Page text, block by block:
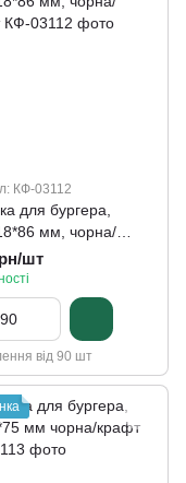
КФ-03112
для бургера,
мм, чорна/
шт
від 90 шт